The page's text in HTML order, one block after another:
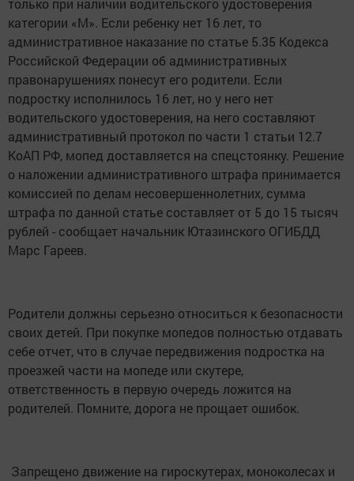
только при наличии водительского удостоверения
категории «М». Если ребенку нет 16 лет, то
административное наказание по статье 5.35 Кодекса
Российской Федерации об административных
правонарушениях понесут его родители. Если
подростку исполнилось 16 лет, но у него нет
водительского удостоверения, на него составляют
административный протокол по части 1 статьи 12.7
КоАП РФ, мопед доставляется на спецстоянку. Решение
о наложении административного штрафа принимается
комиссией по делам несовершеннолетних, сумма
штрафа по данной статье составляет от 5 до 15 тысяч
рублей - сообщает начальник Ютазинского ОГИБДД
Марс Гареев.
Родители должны серьезно относиться к безопасности
своих детей. При покупке мопедов полностью отдавать
себе отчет, что в случае передвижения подростка на
проезжей части на мопеде или скутере,
ответственность в первую очередь ложится на
родителей. Помните, дорога не прощает ошибок.
Запрещено движение на гироскутерах, моноколесах и